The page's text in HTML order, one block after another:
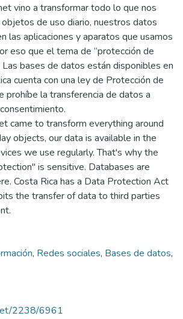
vino a transformar todo lo que nos
de uso diario, nuestros datos
las aplicaciones y aparatos que usamos
eso que el tema de “protección de
bases de datos están disponibles en
cuenta con una ley de Protección de
la transferencia de datos a
came to transform everything around
objects, our data is available in the
we use regularly. That's why the
is sensitive. Databases are
Costa Rica has a Data Protection Act
the transfer of data to third parties
, Redes sociales, Bases de datos,
2238/6961